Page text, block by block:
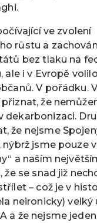
ve zvolení
růstu a
bez tlaku na
ale i v Evropě
V pořádku.
že
dekarbonizaci.
že nejsme
nýbrž jsme pouze
a naším
že se snad již
– což je v
neironicky) velký
a že nejsme